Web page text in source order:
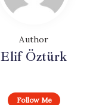
Author
Elif Öztürk
Follow Me